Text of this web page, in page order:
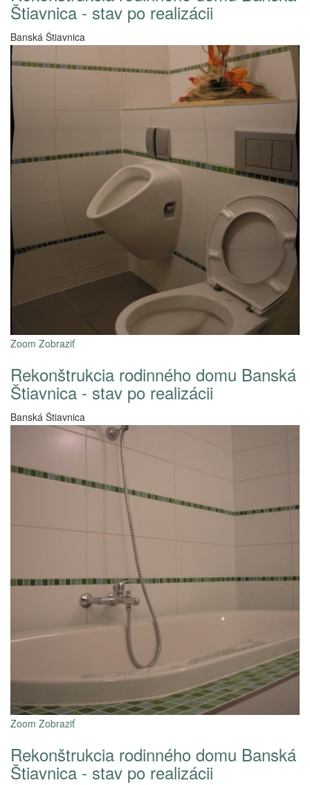
Štiavnica - stav po realizácii
Banská Štiavnica
Zoom Zobraziť
Rekonštrukcia rodinného domu Banská
Štiavnica - stav po realizácii
Banská Štiavnica
Zoom Zobraziť
Rekonštrukcia rodinného domu Banská
Štiavnica - stav po realizácii